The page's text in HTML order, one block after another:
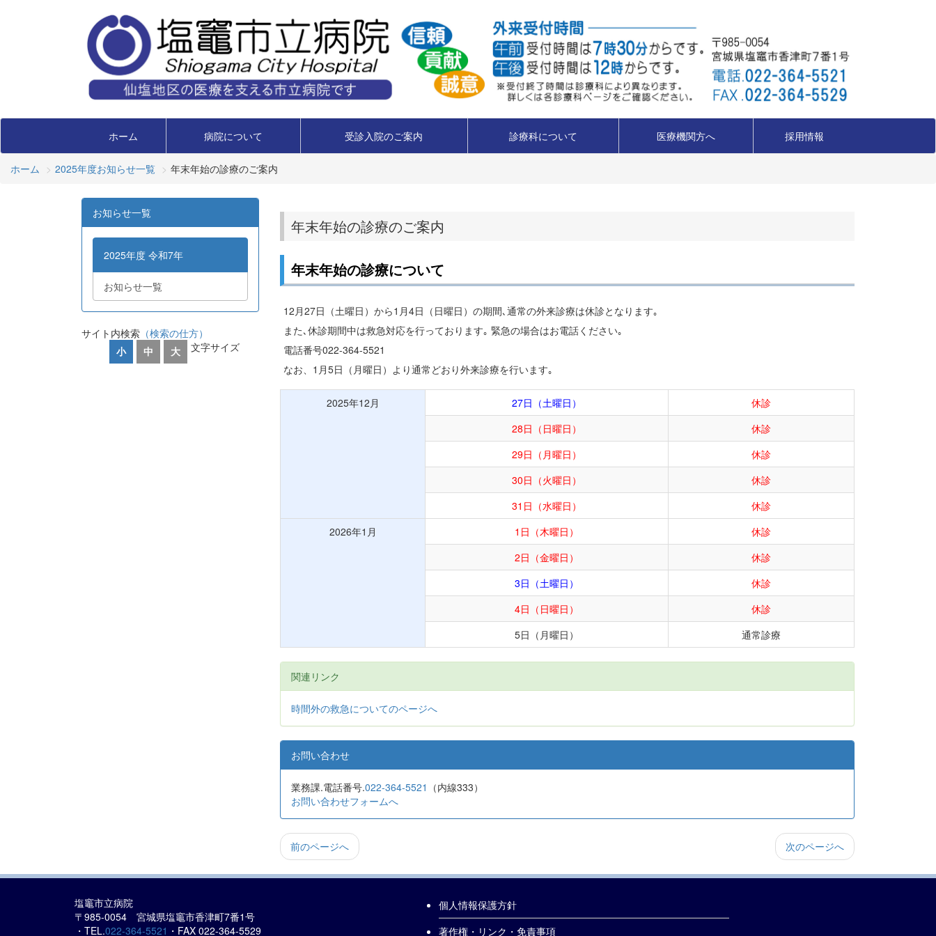
ホーム 病院について 受診入院のご案内 診療科について 医療機関方へ 採用情報
ホーム 2025年度お知らせ一覧 年末年始の診療のご案内
年末年始の診療のご案内
年末年始の診療について
12月27日（土曜日）から1月4日（日曜日）の期間､通常の外来診療は休診となります｡
また､休診期間中は救急対応を行っております｡ 緊急の場合はお電話ください｡
電話番号022-364-5521
なお、1月5日（月曜日）より通常どおり外来診療を行います｡
2025年12月 27日（土曜日）
休診
28日（日曜日）
休診
29日（月曜日）
休診
30日（火曜日）
休診
31日（水曜日）
休診
2026年1月
1日（木曜日）
休診
2日（金曜日）
休診
3日（土曜日）
休診
4日（日曜日）
休診
5日（月曜日）
通常診療
関連リンク
時間外の救急についてのページへ
お問い合わせ
業務課.電話番号.022-364-5521 （内線333）
お問い合わせフォームへ
前のページへ 次のページへ
お知らせ一覧
2025年度 令和7年
お知らせ一覧
サイト内検索 （検索の仕方）
小 中 大 文字サイズ
塩竈市立病院
〒985-0054 宮城県塩竈市香津町7番1号
・TEL.022-364-5521 ・FAX 022-364-5529
個人情報保護方針
著作権・リンク・免責事項